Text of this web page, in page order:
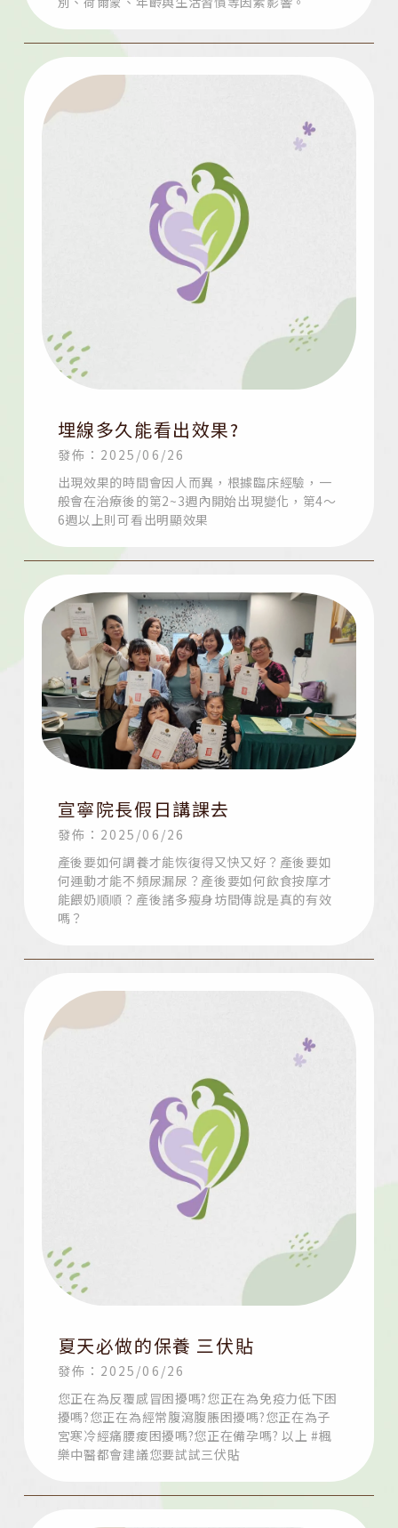
埋線多久能看出效果?
發佈：2025/06/26
出現效果的時間會因人而異，根據臨床經驗，一
般會在治療後的第2~3週內開始出現變化，第4～
6週以上則可看出明顯效果
宣寧院長假日講課去
發佈：2025/06/26
產後要如何調養才能恢復得又快又好？產後要如
何運動才能不頻尿漏尿？產後要如何飲食按摩才
能餵奶順順？產後諸多瘦身坊間傳說是真的有效
嗎？
夏天必做的保養 三伏貼
發佈：2025/06/26
您正在為反覆感冒困擾嗎?您正在為免疫力低下困
擾嗎?您正在為經常腹瀉腹脹困擾嗎?您正在為子
宮寒冷經痛腰痠困擾嗎?您正在備孕嗎? 以上 #楓
樂中醫都會建議您要試試三伏貼